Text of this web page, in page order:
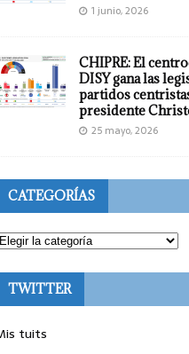
1 junio, 2026
CHIPRE: El
DISY gana las
partidos
presidente
25 mayo, 2026
CATEGORÍAS
TWITTER
tuits